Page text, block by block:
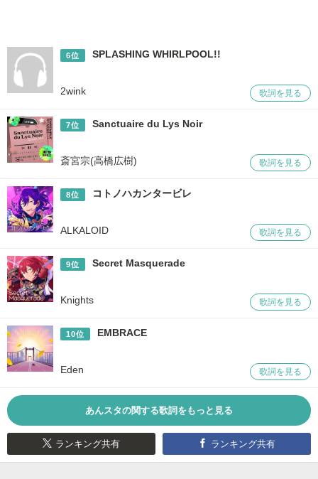
6位 SPLASHING WHIRLPOOL!!
2wink 歌詞を見る
7位 Sanctuaire du Lys Noir
斎宮宗(高橋広樹) 歌詞を見る
8位 コトノハカンタービレ
ALKALOID 歌詞を見る
9位 Secret Masquerade
Knights 歌詞を見る
10位 EMBRACE
Eden 歌詞を見る
あんスタの関する歌詞をもっと見る
ランキング共有 ランキング共有